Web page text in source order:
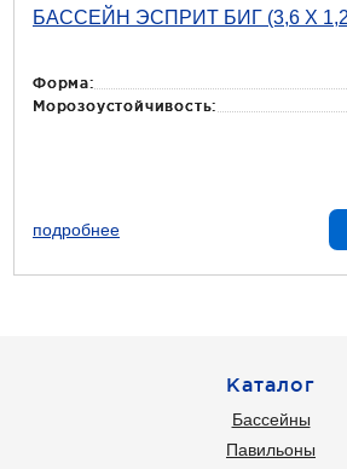
БАССЕЙН ЭСПРИТ БИГ (3,6 Х
Форма:
Морозоустойчивость:
подробнее
Каталог
Бассейны
Павильоны